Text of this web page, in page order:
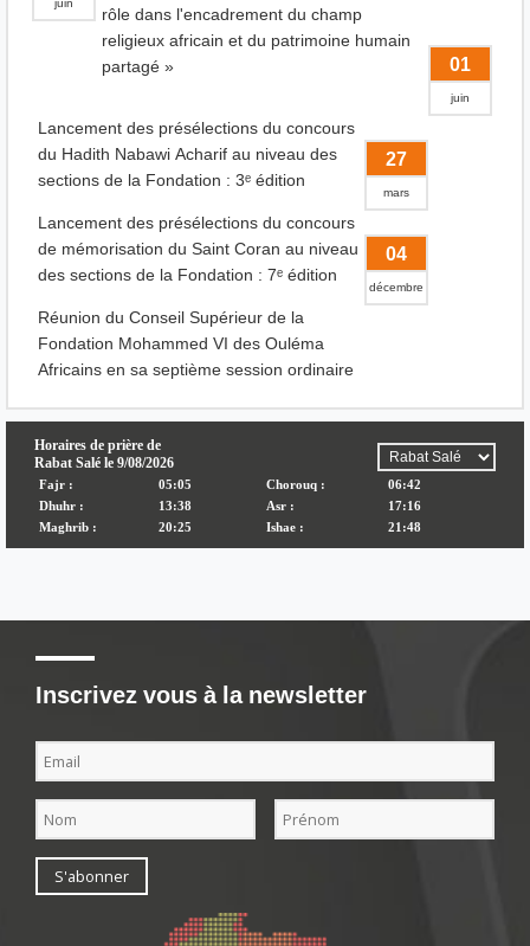
rôle dans l'encadrement du champ
religieux africain et du patrimoine humain
partagé »
01
juin
Lancement des présélections du concours
du Hadith Nabawi Acharif au niveau des
sections de la Fondation : 3ᵉ édition
27
mars
Lancement des présélections du concours
de mémorisation du Saint Coran au niveau
des sections de la Fondation : 7ᵉ édition
04
décembre
Réunion du Conseil Supérieur de la
Fondation Mohammed VI des Ouléma
Africains en sa septième session ordinaire
Inscrivez vous à la newsletter